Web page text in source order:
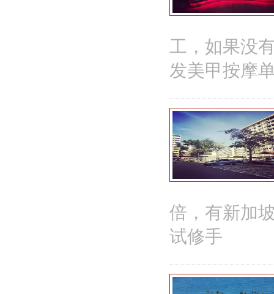
工，如果没
发美甲按摩
倍，有新加
试修手